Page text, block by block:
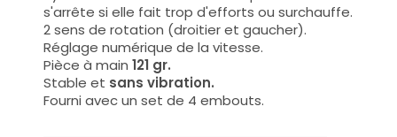
s'arrête si elle fait trop d'efforts ou surchauffe.
2 sens de rotation (droitier et gaucher).
Réglage numérique de la vitesse.
Pièce à main121 gr.
Stable et sans vibration.
Fourni avec un set de 4 embouts.